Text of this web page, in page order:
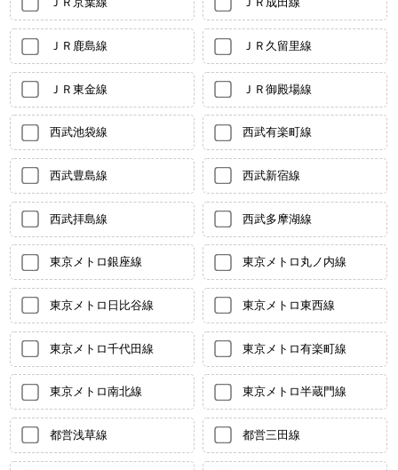
ＪＲ鹿島線 ＪＲ久留里線
ＪＲ東金線 ＪＲ御殿場線
西武池袋線 西武有楽町線
西武豊島線 西武新宿線
西武拝島線 西武多摩湖線
東京メトロ銀座線 東京メトロ丸ノ内線
東京メトロ日比谷線 東京メトロ東西線
東京メトロ千代田線 東京メトロ有楽町線
東京メトロ南北線 東京メトロ半蔵門線
都営浅草線 都営三田線